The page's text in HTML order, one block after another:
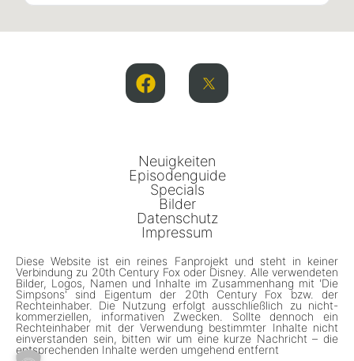
Neuigkeiten
Episodenguide
Specials
Bilder
Datenschutz
Impressum
Diese Website ist ein reines Fanprojekt und steht in keiner
Verbindung zu 20th Century Fox oder Disney. Alle verwendeten
Bilder, Logos, Namen und Inhalte im Zusammenhang mit 'Die
Simpsons' sind Eigentum der 20th Century Fox bzw. der
Rechteinhaber. Die Nutzung erfolgt ausschließlich zu nicht-
kommerziellen, informativen Zwecken. Sollte dennoch ein
Rechteinhaber mit der Verwendung bestimmter Inhalte nicht
einverstanden sein, bitten wir um eine kurze Nachricht – die
entsprechenden Inhalte werden umgehend entfernt